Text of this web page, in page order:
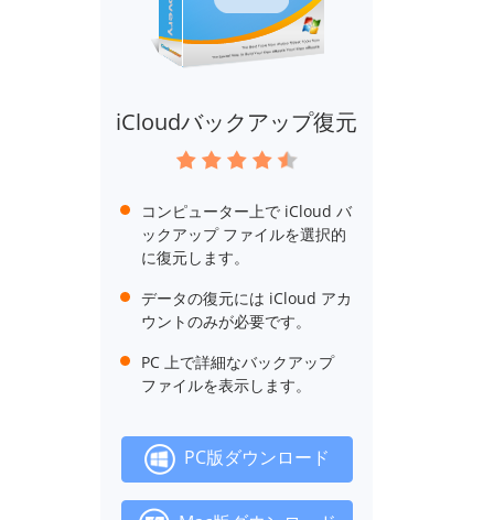
iCloudバックアップ復元
コンピューター上で iCloud バ
ックアップ ファイルを選択的
に復元します。
データの復元には iCloud アカ
ウントのみが必要です。
PC 上で詳細なバックアップ
ファイルを表示します。
PC版ダウンロード